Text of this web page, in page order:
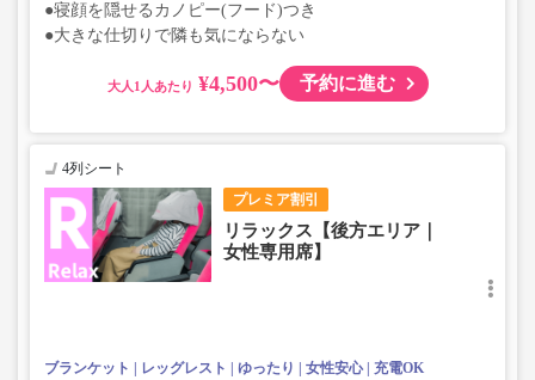
●寝顔を隠せるカノピー(フード)つき
●大きな仕切りで隣も気にならない
大人 ¥4,500〜 予約に進む
プレミア割引
4列シート
リラックス【後方エリア｜
女性専用席】
ブランケット レッグレスト ゆったり 女性安心 充電OK